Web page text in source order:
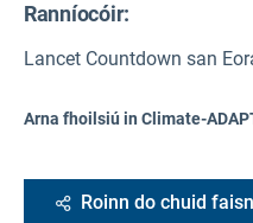
Ranníocóir:
Lancet Countdown san
Arna fhoilsiú in Climate-
Roinn do chuid